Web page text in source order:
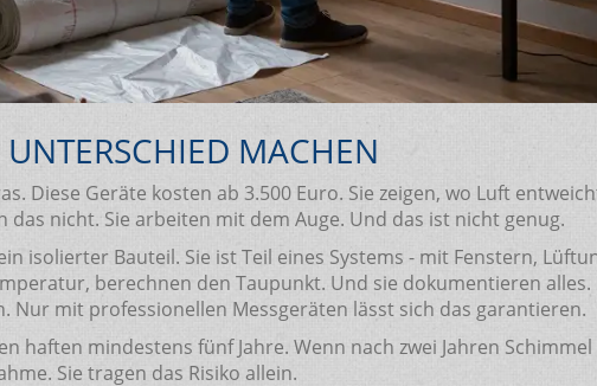
MACHEN
Diese Geräte kosten ab 3.500 Euro. Sie zeigen, wo Luft
nicht. Sie arbeiten mit dem Auge. Und das ist nicht genug.
isolierter Bauteil. Sie ist Teil eines Systems - mit Fenstern,
berechnen den Taupunkt. Und sie dokumentieren
Nur mit professionellen Messgeräten lässt sich das garantieren.
haften mindestens fünf Jahre. Wenn nach zwei Jahren
Sie tragen das Risiko allein.